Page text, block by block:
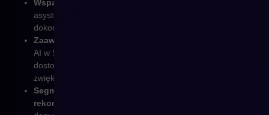
Wsparcie dla voice commerce
asystentami głosowymi, co umożliwia użytkownikom
dokonywanie zakupów za pomocą komend głosowych.
Zaawansowana automatyzacja marketingu
AI w Shopware pozwalają na dynamiczne
dostosowywanie treści i ofert do preferencji klientów, co
zwiększa skuteczność sprzedaży.
Segmentacja klientów i spersonalizowane
rekomendacje